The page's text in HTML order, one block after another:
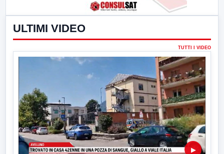
ULTIMI VIDEO
TUTTI I VIDEO
▶